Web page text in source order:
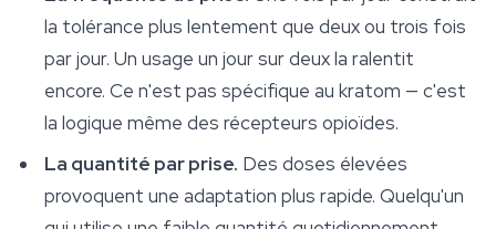
la tolérance plus lentement que deux ou trois fois
par jour. Un usage un jour sur deux la ralentit
encore. Ce n'est pas spécifique au kratom — c'est
la logique même des récepteurs opioïdes.
La quantité par prise. Des doses élevées
provoquent une adaptation plus rapide. Quelqu'un